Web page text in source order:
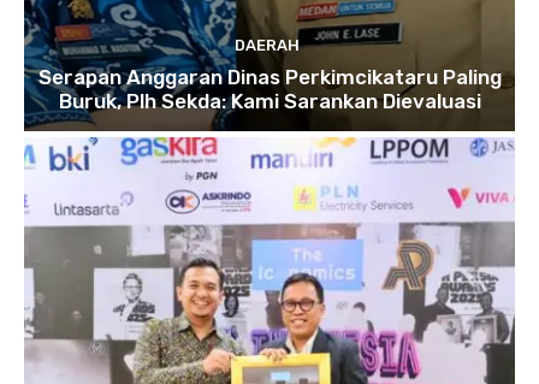
DAERAH
Serapan Anggaran Dinas Perkimcikataru Paling
Buruk, Plh Sekda: Kami Sarankan Dievaluasi